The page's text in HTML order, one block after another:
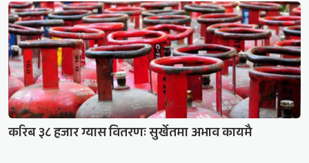
करिब ३८ हजार ग्यास वितरणः सुर्खेतमा अभाव कायमै